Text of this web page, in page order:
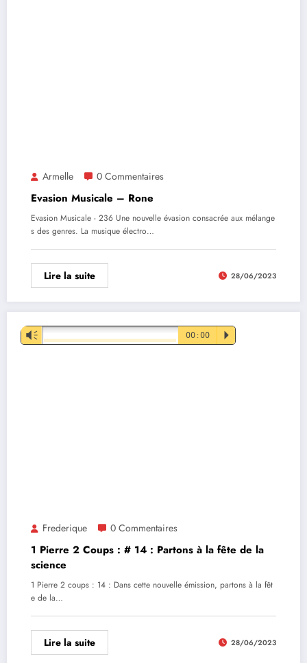
Armelle 0 Commentaires
Evasion Musicale – Rone
Evasion Musicale - 236 Une nouvelle évasion consacrée aux mélange
s des genres. La musique électro…
Lire la suite 28/06/2023
Lecteur
audio
Vm 00:00 P
Frederique 0 Commentaires
1 Pierre 2 Coups : # 14 : Partons à la fête de la
science
1 Pierre 2 coups : 14 : Dans cette nouvelle émission, partons à la fêt
e de la…
Lire la suite 28/06/2023